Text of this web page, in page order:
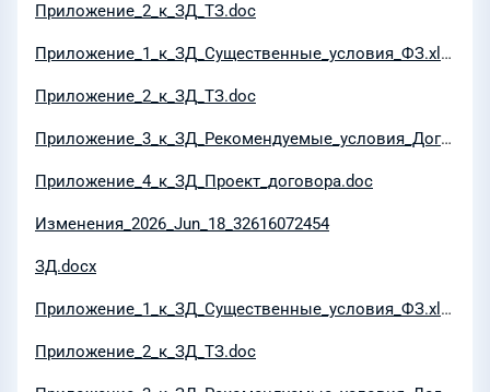
Приложение_2_к_ЗД_ТЗ.doc
Приложение_1_к_ЗД_Существенные_условия_ФЗ.xlsx
Приложение_2_к_ЗД_ТЗ.doc
Приложение_3_к_ЗД_Рекомендуемые_условия_Договора.docx
Приложение_4_к_ЗД_Проект_договора.doc
Изменения_2026_Jun_18_32616072454
ЗД.docx
Приложение_1_к_ЗД_Существенные_условия_ФЗ.xlsx
Приложение_2_к_ЗД_ТЗ.doc